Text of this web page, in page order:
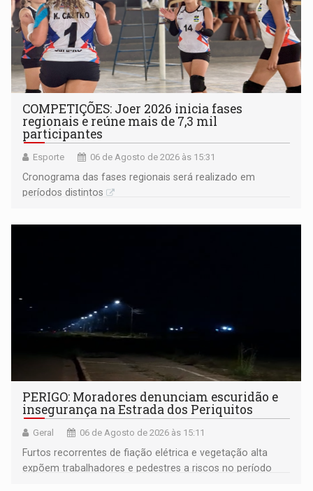
COMPETIÇÕES: Joer 2026 inicia fases
regionais e reúne mais de 7,3 mil
participantes
Esporte 06 de Agosto de 2026 às 15:31
Cronograma das fases regionais será realizado em
períodos distintos
PERIGO: Moradores denunciam escuridão e
insegurança na Estrada dos Periquitos
Geral 06 de Agosto de 2026 às 15:11
Furtos recorrentes de fiação elétrica e vegetação alta
expõem trabalhadores e pedestres a riscos no período